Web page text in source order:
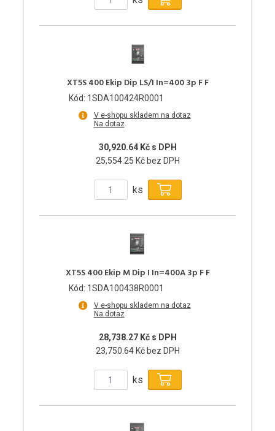
XT5S 400 Ekip Dip LS/I In=400 3p F F
Kód: 1SDA100424R0001
V e-shopu skladem na dotaz
Na dotaz
30,920.64 Kč s DPH
25,554.25 Kč bez DPH
ks
XT5S 400 Ekip M Dip I In=400A 3p F F
Kód: 1SDA100438R0001
V e-shopu skladem na dotaz
Na dotaz
28,738.27 Kč s DPH
23,750.64 Kč bez DPH
ks